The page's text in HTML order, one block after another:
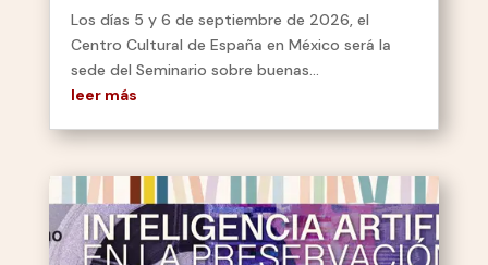
Los días 5 y 6 de septiembre de 2026, el
Centro Cultural de España en México será la
sede del Seminario sobre buenas...
leer más